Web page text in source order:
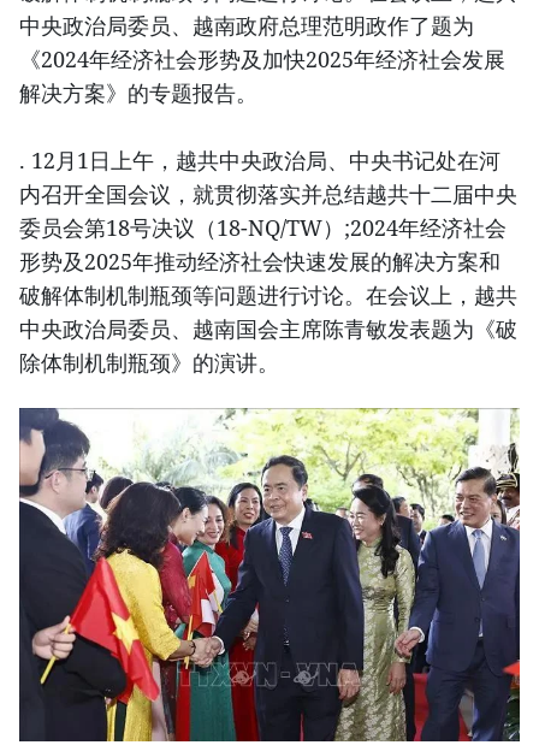
中央政治局委员、越南政府总理范明政作了题为
《2024年经济社会形势及加快2025年经济社会发展
解决方案》的专题报告。
. 12月1日上午，越共中央政治局、中央书记处在河
内召开全国会议，就贯彻落实并总结越共十二届中央
委员会第18号决议（18-NQ/TW）;2024年经济社会
形势及2025年推动经济社会快速发展的解决方案和
破解体制机制瓶颈等问题进行讨论。在会议上，越共
中央政治局委员、越南国会主席陈青敏发表题为《破
除体制机制瓶颈》的演讲。